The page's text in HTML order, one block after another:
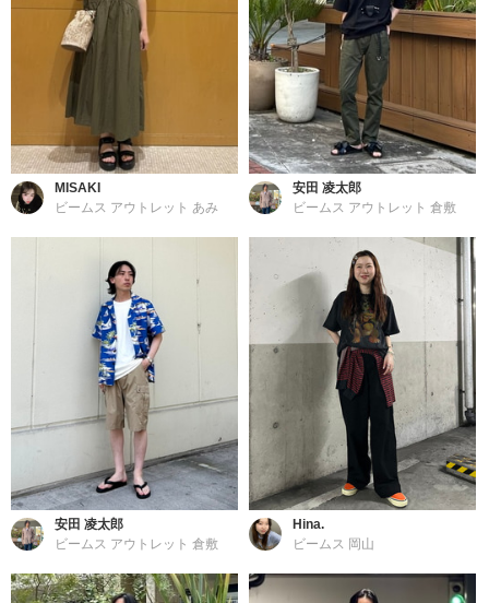
MISAKI
ビームス アウトレット あみ
安田 凌太郎
ビームス アウトレット 倉敷
安田 凌太郎
ビームス アウトレット 倉敷
Hina.
ビームス 岡山